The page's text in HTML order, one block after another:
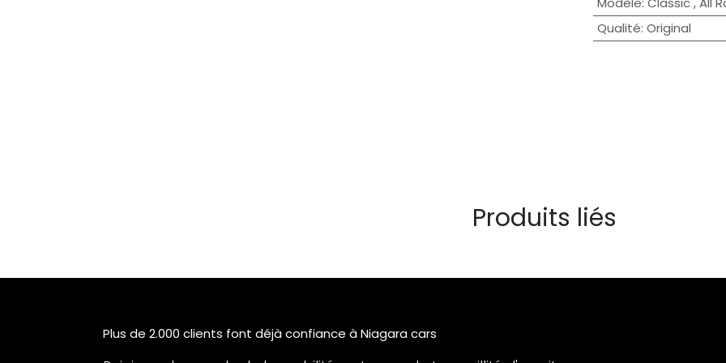
Qualité: Original
Produits liés
Plus de 2.000 clients font déjà confiance à Niagara cars